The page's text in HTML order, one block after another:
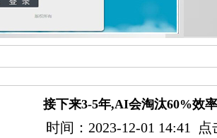
接下来3-5年,AI会淘汰60%效
时间：2023-12-01 14:41